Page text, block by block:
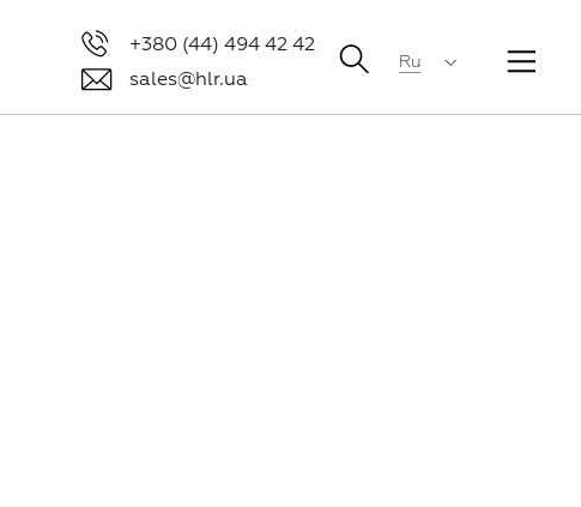
+380 (44) 494 42 42
sales@hlr.ua
Ru